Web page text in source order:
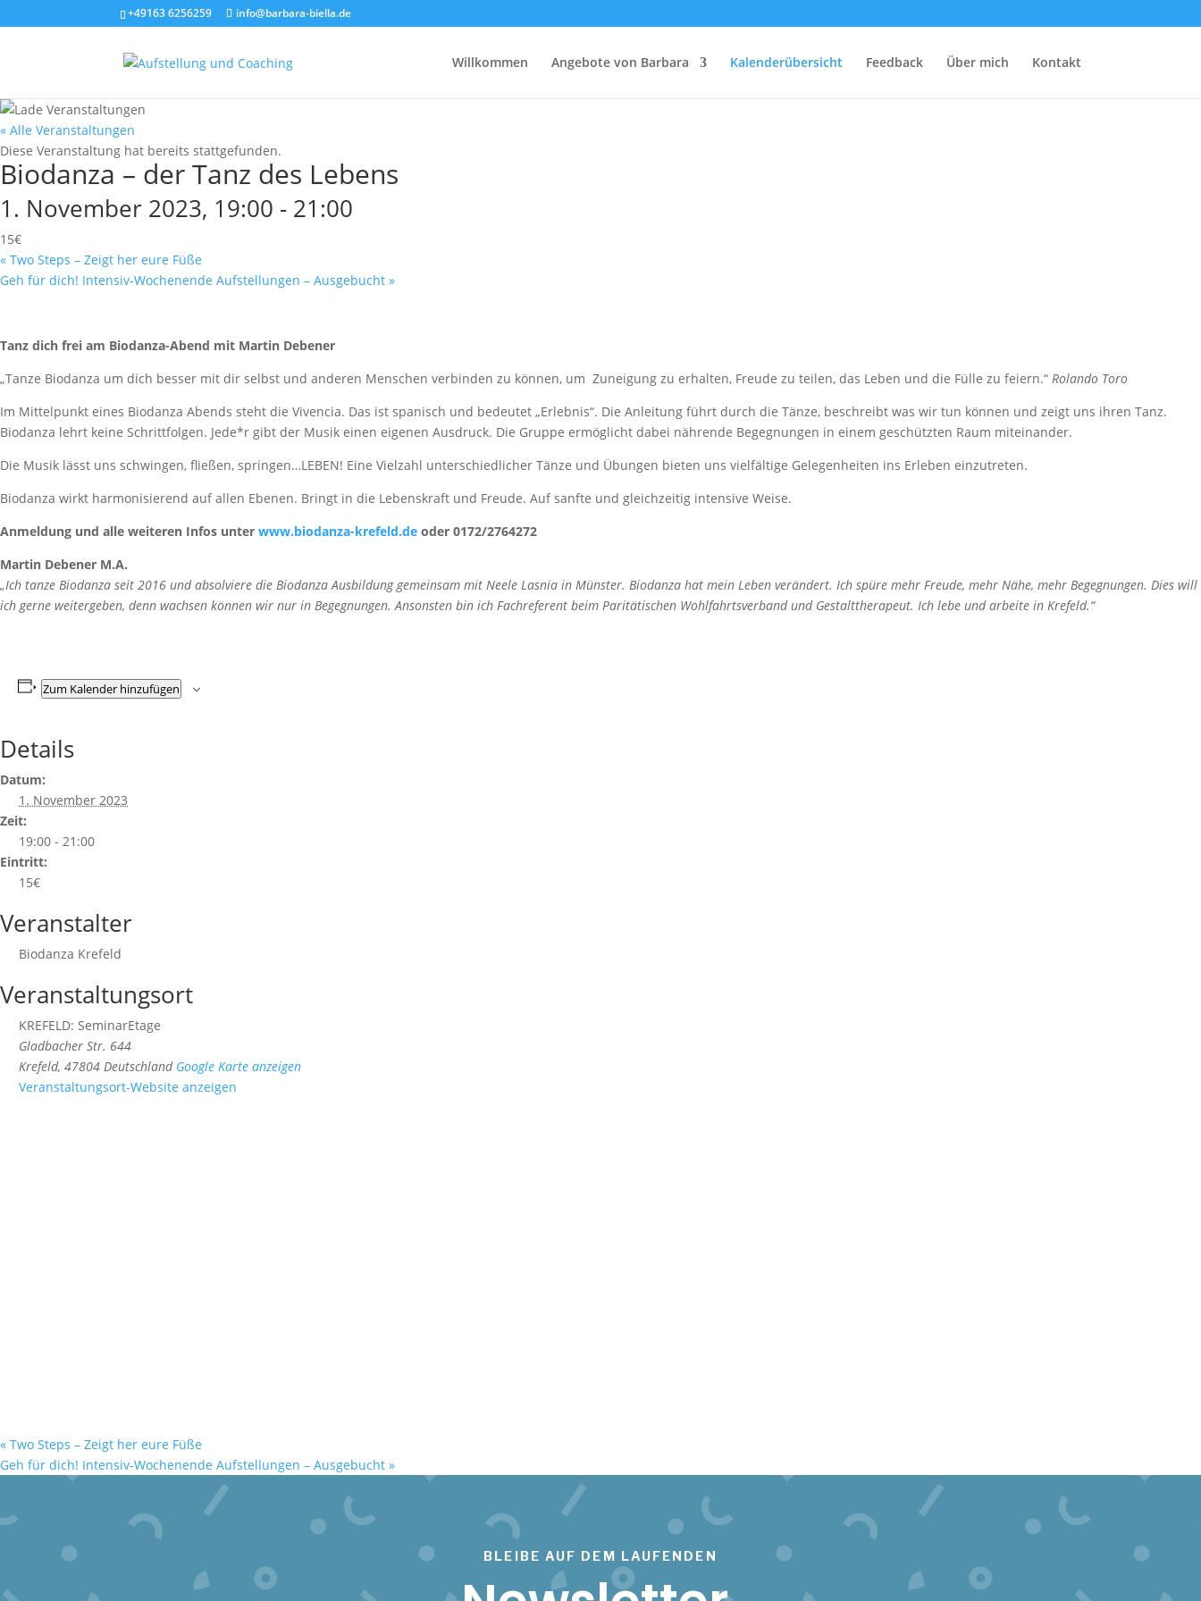
+49163 6256259 info@barbara-biella.de
Willkommen Angebote von Barbara Kalenderübersicht Feedback Über mich Kontakt
« Alle Veranstaltungen
Diese Veranstaltung hat bereits stattgefunden.
Biodanza – der Tanz des Lebens
1. November 2023, 19:00 - 21:00
15€
« Two Steps – Zeigt her eure Füße
Geh für dich! Intensiv-Wochenende Aufstellungen – Ausgebucht »
Tanz dich frei am Biodanza-Abend mit Martin Debener
„Tanze Biodanza um dich besser mit dir selbst und anderen Menschen verbinden zu können, um Zuneigung zu erhalten, Freude zu teilen, das Leben und die Fülle zu feiern.“ Rolando Toro
Im Mittelpunkt eines Biodanza Abends steht die Vivencia. Das ist spanisch und bedeutet „Erlebnis“. Die Anleitung führt durch die Tänze, beschreibt was wir tun können und zeigt uns ihren Tanz.
Biodanza lehrt keine Schrittfolgen. Jede*r gibt der Musik einen eigenen Ausdruck. Die Gruppe ermöglicht dabei nährende Begegnungen in einem geschützten Raum miteinander.
Die Musik lässt uns schwingen, fließen, springen…LEBEN! Eine Vielzahl unterschiedlicher Tänze und Übungen bieten uns vielfältige Gelegenheiten ins Erleben einzutreten.
Biodanza wirkt harmonisierend auf allen Ebenen. Bringt in die Lebenskraft und Freude. Auf sanfte und gleichzeitig intensive Weise.
Anmeldung und alle weiteren Infos unter www.biodanza-krefeld.de oder 0172/2764272
Martin Debener M.A.
„Ich tanze Biodanza seit 2016 und absolviere die Biodanza Ausbildung gemeinsam mit Neele Lasnia in Münster. Biodanza hat mein Leben verändert. Ich spüre mehr Freude, mehr Nähe, mehr Begegnungen. Dies will
ich gerne weitergeben, denn wachsen können wir nur in Begegnungen. Ansonsten bin ich Fachreferent beim Paritätischen Wohlfahrtsverband und Gestalttherapeut. Ich lebe und arbeite in Krefeld.“
Zum Kalender hinzufügen
Details
Datum:
1. November 2023
Zeit:
19:00 - 21:00
Eintritt:
15€
Veranstalter
Biodanza Krefeld
Veranstaltungsort
KREFELD: SeminarEtage
Gladbacher Str. 644
Krefeld, 47804 Deutschland Google Karte anzeigen
Veranstaltungsort-Website anzeigen
« Two Steps – Zeigt her eure Füße
Geh für dich! Intensiv-Wochenende Aufstellungen – Ausgebucht »
BLEIBE AUF DEM LAUFENDEN